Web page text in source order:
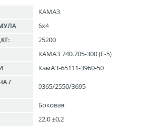
КАМАЗ
6x4
25200
КАМАЗ 740.705-300 (Е-5)
КамАЗ-65111-3960-50
/
9365/2550/3695
Боковая
22,0 ±0,2